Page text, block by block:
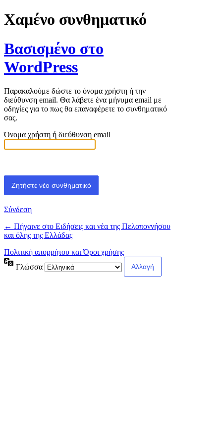
Χαμένο συνθηματικό
Βασισμένο στο
WordPress
Παρακαλούμε δώστε το όνομα χρήστη ή την
διεύθυνση email. Θα λάβετε ένα μήνυμα email με
οδηγίες για το πως θα επαναφέρετε το συνθηματικό
σας.
Όνομα χρήστη ή διεύθυνση email
Σύνδεση
← Πήγαινε στο Ειδήσεις και νέα της Πελοποννήσου
και όλης της Ελλάδας
Πολιτική απορρήτου και Όροι χρήσης
Γλώσσα